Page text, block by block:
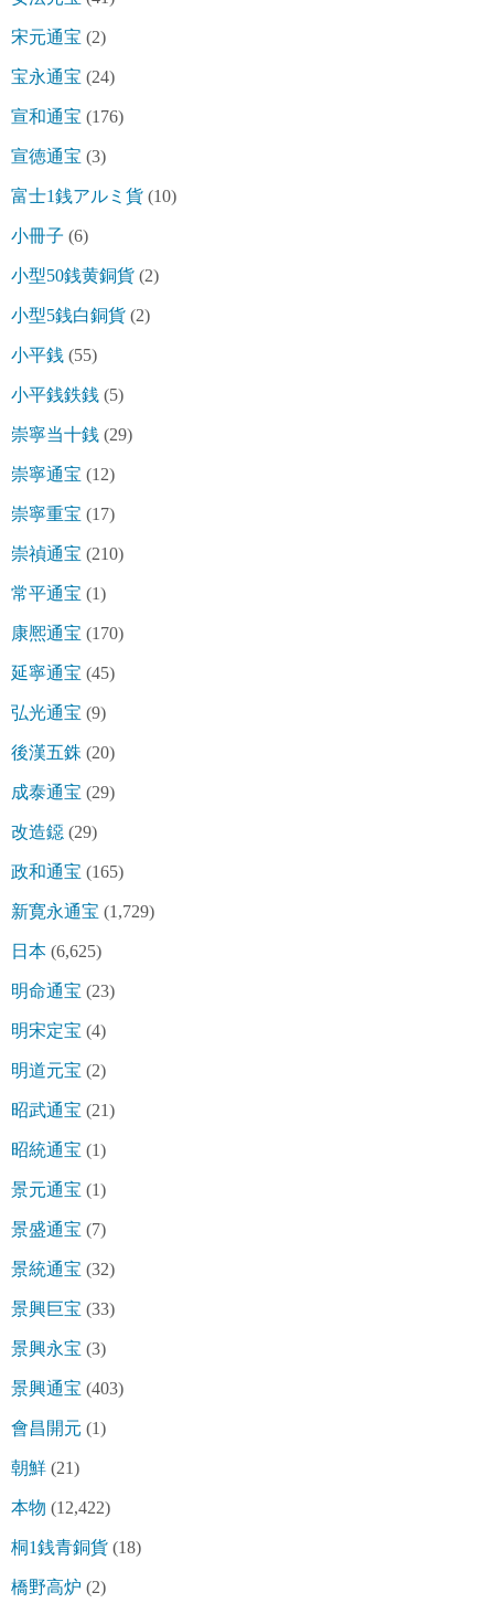
宋元通宝 (2)
宝永通宝 (24)
宣和通宝 (176)
宣徳通宝 (3)
富士1銭アルミ貨 (10)
小冊子 (6)
小型50銭黄銅貨 (2)
小型5銭白銅貨 (2)
小平銭 (55)
小平銭鉄銭 (5)
崇寧当十銭 (29)
崇寧通宝 (12)
崇寧重宝 (17)
崇禎通宝 (210)
常平通宝 (1)
康熈通宝 (170)
延寧通宝 (45)
弘光通宝 (9)
後漢五銖 (20)
成泰通宝 (29)
改造鐚 (29)
政和通宝 (165)
新寛永通宝 (1,729)
日本 (6,625)
明命通宝 (23)
明宋定宝 (4)
明道元宝 (2)
昭武通宝 (21)
昭統通宝 (1)
景元通宝 (1)
景盛通宝 (7)
景統通宝 (32)
景興巨宝 (33)
景興永宝 (3)
景興通宝 (403)
會昌開元 (1)
朝鮮 (21)
本物 (12,422)
桐1銭青銅貨 (18)
橋野高炉 (2)